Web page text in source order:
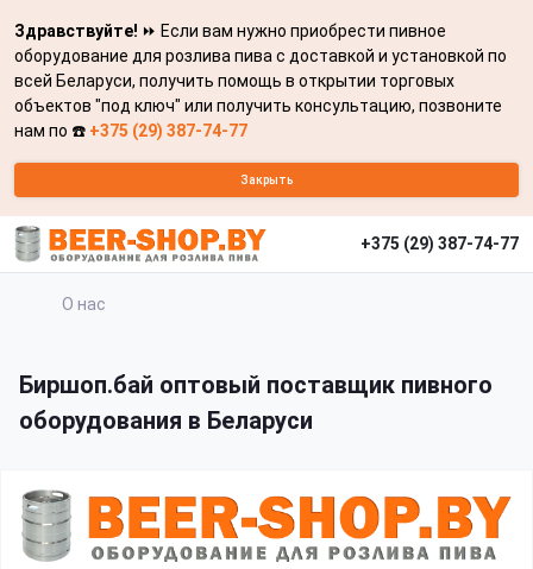
Здравствуйте! ⏩ Если вам нужно приобрести пивное
оборудование для розлива пива с доставкой и установкой по
всей Беларуси, получить помощь в открытии торговых
объектов "под ключ" или получить консультацию, позвоните
нам по ☎️ +375 (29) 387-74-77
Закрыть
+375 (29) 387-74-77
О нас
Биршоп.бай оптовый поставщик пивного
оборудования в Беларуси